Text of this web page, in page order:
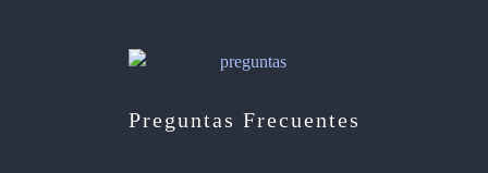
Preguntas Frecuentes